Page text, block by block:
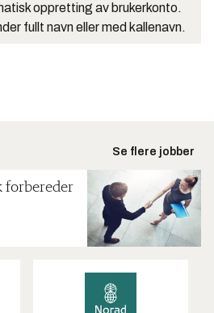
oppretting av brukerkonto.
fullt navn eller med kallenavn.
Se flere jobber
forbereder